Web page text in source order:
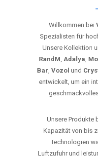
Willkommen bei
Spezialisten für
Unsere Kollektion
RandM, Adalya,
Bar, Vozol und
entwickelt, um ein
Unsere Produkte
Kapazität von bis
Technologien
Luftzufuhr und